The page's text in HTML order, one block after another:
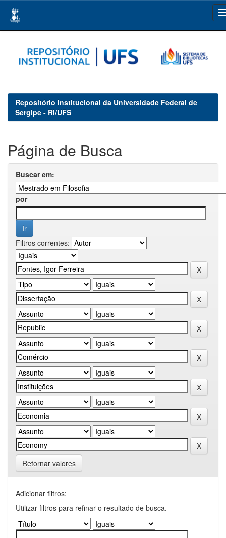
navigation
Repositório Institucional da Universidade Federal de
Sergipe - RI/UFS
Página de Busca
Buscar em:
por
Filtros correntes:
Retornar valores
Adicionar filtros:
Utilizar filtros para refinar o resultado de busca.